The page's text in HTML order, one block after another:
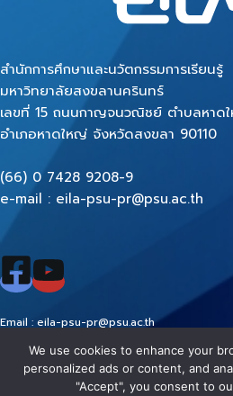
สำนักการศึกษาและนวัตกรรมการเรียนรู้
มหาวิทยาลัยสงขลานครินทร์
เลขที่ 15 ถนนกาญจนวณิชย์ ตำบลหาด
อำเภอหาดใหญ่ จังหวัดสงขลา 90110
(66) 0 7428 9208-9
e-mail : eila-psu-pr@psu.ac.th
Email : eila-psu-pr@psu.ac.th
Youtube :https://www.youtube.com/
We use cookies to enhance your
personalized ads or content, and
"Accept", you consent to